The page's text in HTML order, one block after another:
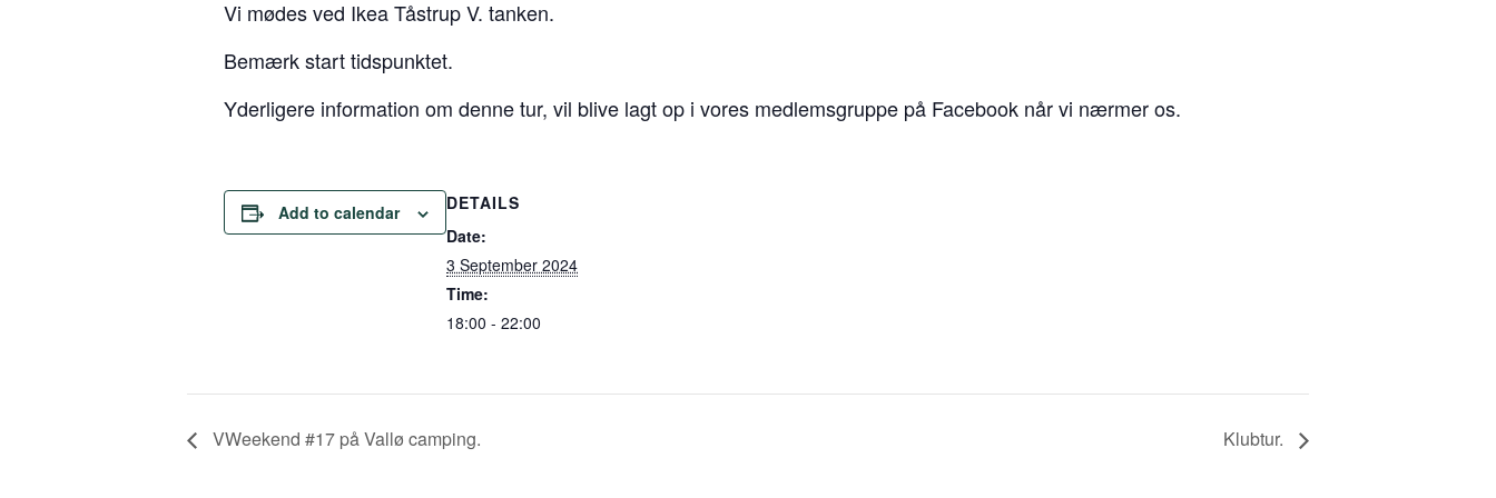
Vi mødes ved Ikea Tåstrup V. tanken.
Bemærk start tidspunktet.
Yderligere information om denne tur, vil blive lagt op i vores medlemsgruppe på Facebook når vi nærmer os.
Add to calendar
DETAILS
Date:
3 September 2024
Time:
18:00 - 22:00
VWeekend #17 på Vallø camping. Klubtur.